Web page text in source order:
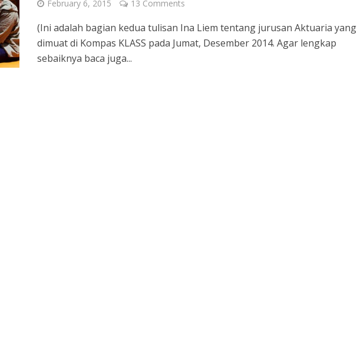
February 6, 2015 13 Comments
(Ini adalah bagian kedua tulisan Ina Liem tentang jurusan Aktuaria yang
dimuat di Kompas KLASS pada Jumat, Desember 2014. Agar lengkap
sebaiknya baca juga...